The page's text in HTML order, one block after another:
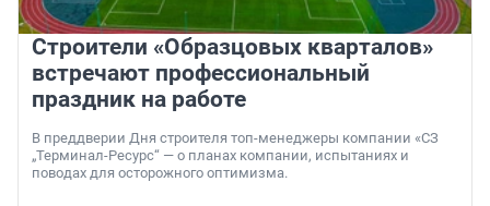
Строители «Образцовых кварталов»
встречают профессиональный
праздник на работе
В преддверии Дня строителя топ-менеджеры компании «СЗ
„Терминал-Ресурс“ — о планах компании, испытаниях и
поводах для осторожного оптимизма.